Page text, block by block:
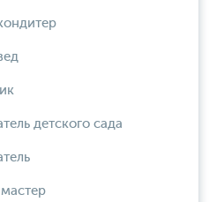
детского сада